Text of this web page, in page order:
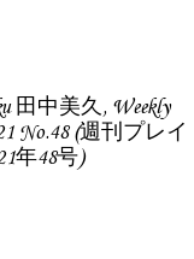
田中美久, Weekly
No.48 (週刊プレイ
年48号)